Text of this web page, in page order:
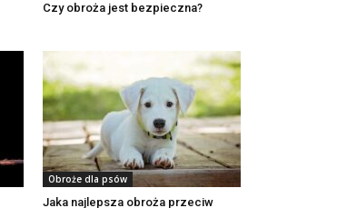
Czy obroża jest bezpieczna?
Obroże dla psów
Jaka najlepsza obroża przeciw